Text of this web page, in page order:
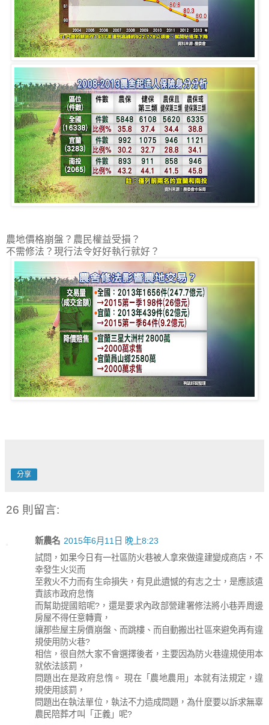
農地價格崩盤？農民權益受損？
不需修法？現行法令好好執行就好？
分享
26 則留言:
新農名 2015年6月11日 晚上8:23
試問，如果今日有一社區防火巷被人拿來做違建變成商店，不
幸發生火災而
至救火不力而有生命損失，有見此遺憾的有志之士，是應該遣
責該市政府怠惰
而幫助提國賠呢?，還是要求內政部營建署修法將小巷弄周邊
房屋不得任意轉賣，
讓那些屋主房價崩盤、而跳樓、而自動搬出社區來避免再有違
規使用防火巷?
相信，很自然大家不會選擇後者，主要因為防火巷違規使用本
就依法該罰，
問題出在是政府怠惰。 現在「農地農用」本就有法規定，違
規使用該罰，
問題出在執法單位，執法不力造成問題，為什麼要以訴求無辜
農民陪葬才叫「正義」呢?